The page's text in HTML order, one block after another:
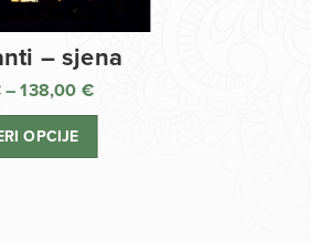
– sjena
– 138,00 €Raspon
cijena:
OPCIJE